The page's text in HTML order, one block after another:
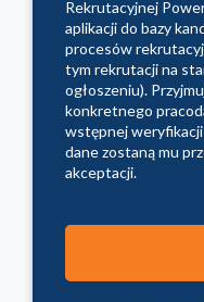
Rekrutacyjnej
aplikacji do bazy
procesów
tym rekrutacji na
ogłoszeniu).
konkretnego
wstępnej weryfikacji
dane zostaną mu
akceptacji.